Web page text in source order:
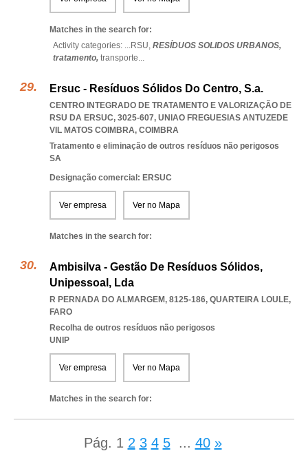
Matches in the search for:
Activity categories: ...RSU, RESÍDUOS SOLIDOS URBANOS,
tratamento, transporte...
Ersuc - Resíduos Sólidos Do Centro, S.a.
CENTRO INTEGRADO DE TRATAMENTO E VALORIZAÇÃO DE
RSU DA ERSUC, 3025-607, UNIAO FREGUESIAS ANTUZEDE
VIL MATOS COIMBRA, COIMBRA
Tratamento e eliminação de outros resíduos não perigosos
SA
Designação comercial: ERSUC
Ver empresa Ver no Mapa
Matches in the search for:
Ambisilva - Gestão De Resíduos Sólidos,
Unipessoal, Lda
R PERNADA DO ALMARGEM, 8125-186, QUARTEIRA LOULE,
FARO
Recolha de outros resíduos não perigosos
UNIP
Ver empresa Ver no Mapa
Matches in the search for:
Pág. 1 2 3 4 5 ... 40 »